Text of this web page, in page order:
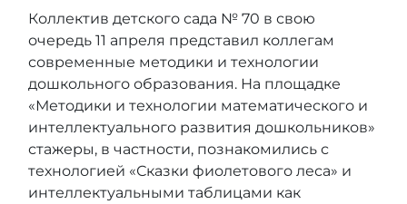
Коллектив детского сада № 70 в свою
очередь 11 апреля представил коллегам
современные методики и технологии
дошкольного образования. На площадке
«Методики и технологии математического и
интеллектуального развития дошкольников»
стажеры, в частности, познакомились с
технологией «Сказки фиолетового леса» и
интеллектуальными таблицами как